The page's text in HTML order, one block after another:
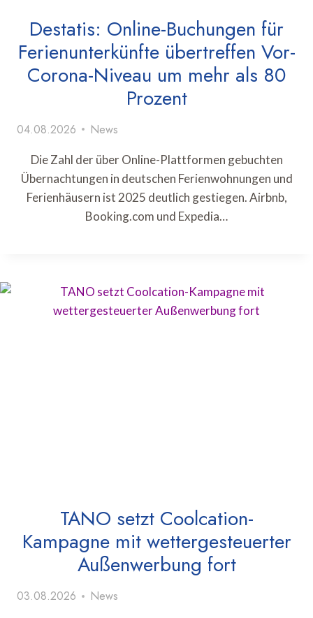
Destatis: Online-Buchungen für
Ferienunterkünfte übertreffen Vor-
Corona-Niveau um mehr als 80
Prozent
04.08.2026 News
Die Zahl der über Online-Plattformen gebuchten
Übernachtungen in deutschen Ferienwohnungen und
Ferienhäusern ist 2025 deutlich gestiegen. Airbnb,
Booking.com und Expedia…
TANO setzt Coolcation-
Kampagne mit wettergesteuerter
Außenwerbung fort
03.08.2026 News